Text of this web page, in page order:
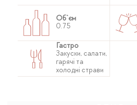
Об`єм
0.75
Гастро
Закуски, салати,
гарячі та
холодні страви